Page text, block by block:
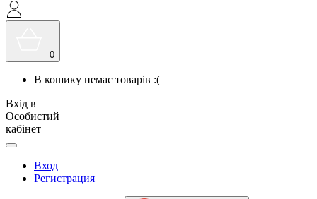
0
В кошику немає товарів :(
Вхід в
Особистий
кабінет
Вход
Регистрация